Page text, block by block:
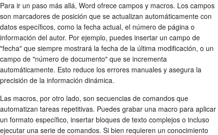
Para ir un paso más allá, Word ofrece campos y macros. Los campos
son marcadores de posición que se actualizan automáticamente con
datos específicos, como la fecha actual, el número de página o
información del autor. Por ejemplo, puedes insertar un campo de
"fecha" que siempre mostrará la fecha de la última modificación, o un
campo de "número de documento" que se incrementa
automáticamente. Esto reduce los errores manuales y asegura la
precisión de la información dinámica.
Las macros, por otro lado, son secuencias de comandos que
automatizan tareas repetitivas. Puedes grabar una macro para aplicar
un formato específico, insertar bloques de texto complejos o incluso
ejecutar una serie de comandos. Si bien requieren un conocimiento